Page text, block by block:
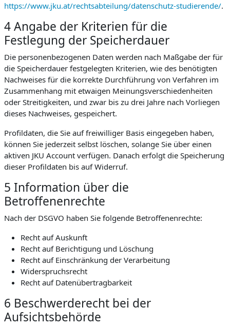
https://www.jku.at/rechtsabteilung/datenschutz-studierende/.
4 Angabe der Kriterien für die
Festlegung der Speicherdauer
Die personenbezogenen Daten werden nach Maßgabe der für
die Speicherdauer festgelegten Kriterien, wie des benötigten
Nachweises für die korrekte Durchführung von Verfahren im
Zusammenhang mit etwaigen Meinungsverschiedenheiten
oder Streitigkeiten, und zwar bis zu drei Jahre nach Vorliegen
dieses Nachweises, gespeichert.
Profildaten, die Sie auf freiwilliger Basis eingegeben haben,
können Sie jederzeit selbst löschen, solange Sie über einen
aktiven JKU Account verfügen. Danach erfolgt die Speicherung
dieser Profildaten bis auf Widerruf.
5 Information über die
Betroffenenrechte
Nach der DSGVO haben Sie folgende Betroffenenrechte:
Recht auf Auskunft
Recht auf Berichtigung und Löschung
Recht auf Einschränkung der Verarbeitung
Widerspruchsrecht
Recht auf Datenübertragbarkeit
6 Beschwerderecht bei der
Aufsichtsbehörde